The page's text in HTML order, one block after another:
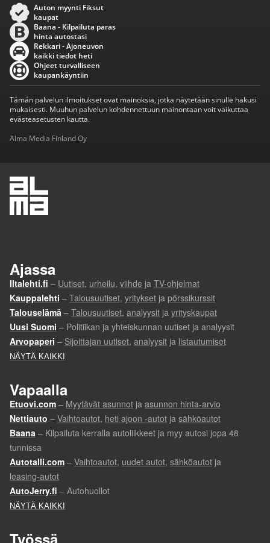
Auton myynti Fiksut
kaupat
Baana - Kilpailuta paras
hinta autostasi
Rekkari - Ajoneuvon
kaikki tiedot heti
Ohjeet turvalliseen
kaupankäyntiin
Tämän palvelun ilmoitukset ovat mainoksia, jotka näytetään sinulle hakusi
mukaisesti. Muuhun palvelun kohdennettuun mainontaan voit vaikuttaa
evästeasetusten kautta.
Alma Media Finland Oy